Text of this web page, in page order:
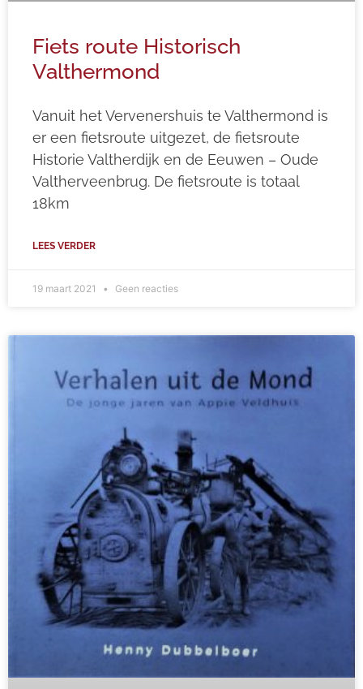
Fiets route Historisch
Valthermond
Vanuit het Vervenershuis te Valthermond is
er een fietsroute uitgezet, de fietsroute
Historie Valtherdijk en de Eeuwen – Oude
Valtherveenbrug. De fietsroute is totaal
18km
LEES VERDER
19 maart 2021 Geen reacties